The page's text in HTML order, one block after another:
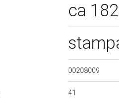
ca
00208009
41